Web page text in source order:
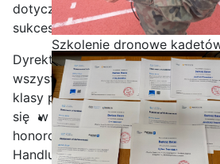
Szkolenie dronowe
OPW w Staszicu
dotyczących realizacji
sukcesów.
Dyrektor szkoły pan Leszek
wszystkim uczniom, którzy
klasy programowo wyższej, a
się w nauce wręczył nagrody
honorowym uroczystości był
Handlu i Bezpieczeństwa